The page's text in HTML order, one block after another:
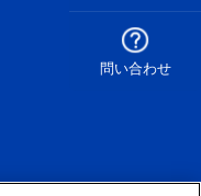
問い合わせ